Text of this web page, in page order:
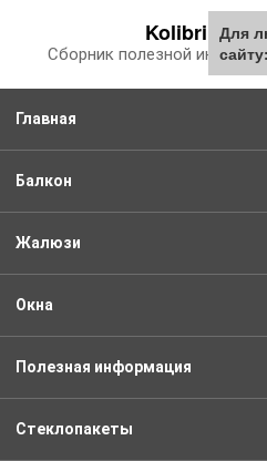
контентуСборник полезной
Главная
Балкон
Жалюзи
Окна
Полезная информация
Стеклопакеты
Для